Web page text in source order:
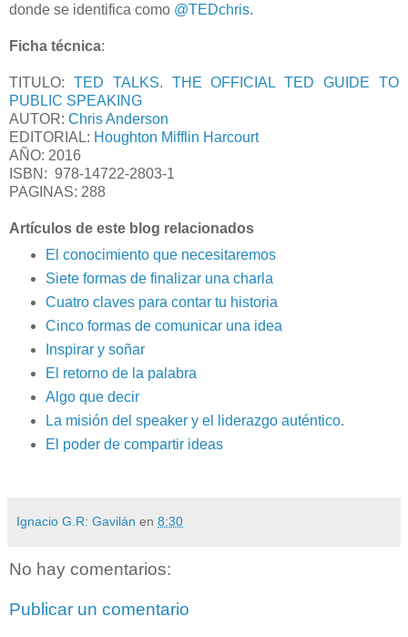
donde se identifica como @TEDchris.
Ficha técnica:
TITULO: TED TALKS. THE OFFICIAL TED GUIDE TO
PUBLIC SPEAKING
AUTOR: Chris Anderson
EDITORIAL: Houghton Mifflin Harcourt
AÑO: 2016
ISBN: 978-14722-2803-1
PAGINAS: 288
Artículos de este blog relacionados
El conocimiento que necesitaremos
Siete formas de finalizar una charla
Cuatro claves para contar tu historia
Cinco formas de comunicar una idea
Inspirar y soñar
El retorno de la palabra
Algo que decir
La misión del speaker y el liderazgo auténtico.
El poder de compartir ideas
Ignacio G.R: Gavilán en 8:30
No hay comentarios:
Publicar un comentario